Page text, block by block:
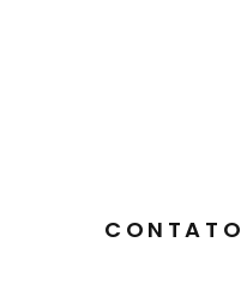
CONTATO